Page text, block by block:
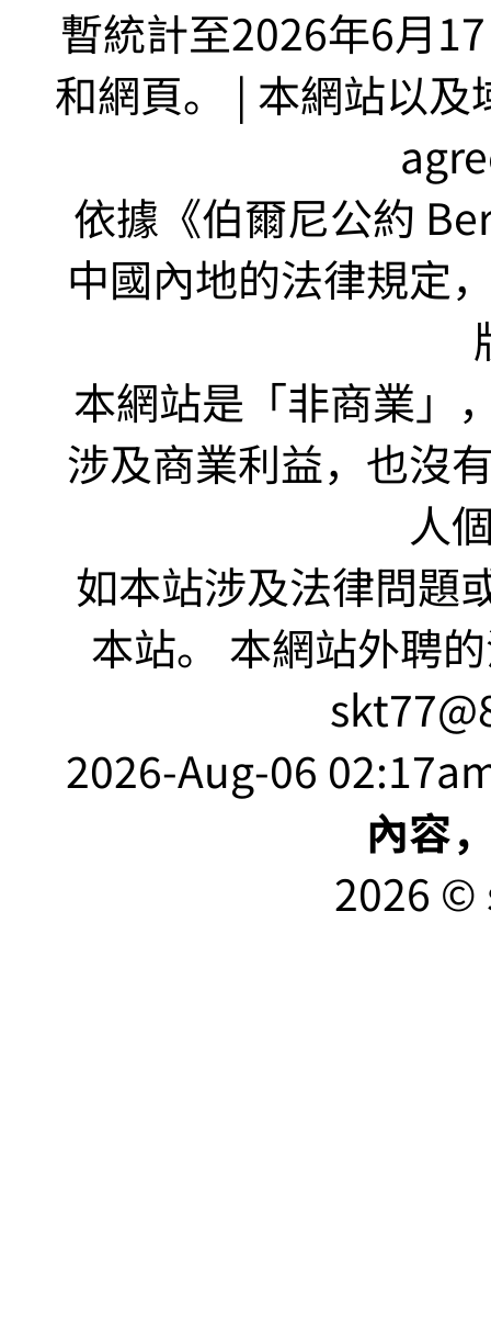
暫統計至2026年6月
和網頁。 | 本網站以
依據《伯爾尼公約
中國內地的法律規定
本網站是「非商業
涉及商業利益，也沒
人
如本站涉及法律問題
本站。 本網站外聘
2026-Aug-06
內容
2026 ©